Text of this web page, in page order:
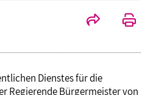
Dienstes für die
Regierende Bürgermeister von